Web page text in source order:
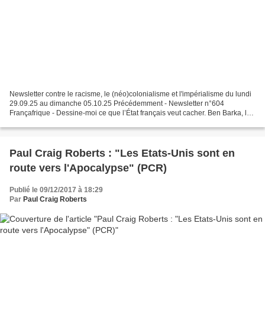
Newsletter contre le racisme, le (néo)colonialisme et l'impérialisme du lundi
29.09.25 au dimanche 05.10.25 Précédemment - Newsletter n°604
Françafrique - Dessine-moi ce que l’État français veut cacher. Ben Barka, la
Paul Craig Roberts : "Les Etats-Unis sont en
route vers l'Apocalypse" (PCR)
Publié le 09/12/2017 à 18:29
Par Paul Craig Roberts